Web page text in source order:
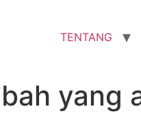
TENTANG
yang